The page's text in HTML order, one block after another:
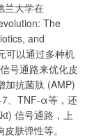
兰大学在
The
and
可以通过多种机
号通路来优化皮
加抗菌肽 (AMP)
7、TNF-α等，还
信号通路，上
肤弹性等。